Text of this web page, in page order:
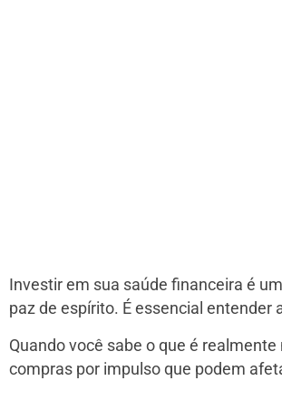
Investir em sua saúde financeira é
paz de espírito. É essencial entender
Quando você sabe o que é
compras por impulso que podem